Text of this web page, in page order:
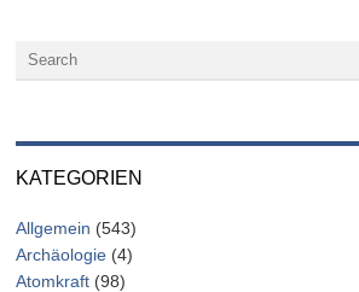
KATEGORIEN
Allgemein (543)
Archäologie (4)
Atomkraft (98)